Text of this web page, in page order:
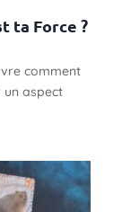
ta Force ?
comment
un aspect